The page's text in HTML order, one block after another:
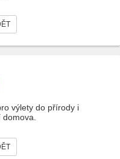
výlety do přírody i